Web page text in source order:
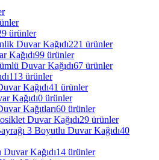
ürünler
Duvar Kağıdı221 ürünler
Kağıdı99 ürünler
Duvar Kağıdı67 ürünler
113 ürünler
Kağıdı41 ürünler
Kağıdı0 ürünler
Kağıtları60 ürünler
Duvar Kağıdı29 ürünler
3 Boyutlu Duvar Kağıdı40
Kağıdı14 ürünler